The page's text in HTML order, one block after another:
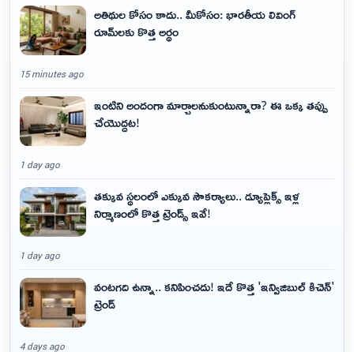
అతిథుల కోసం కాదు.. మీకోసం: భారతీయ లివింగ్
రూమ్‌లకు కొత్త అర్థం
15 minutes ago
ఇంటిని అందంగా మార్చాలనుకుంటున్నారా? ఈ ఒక్క తప్పు
చేయొద్దట!
1 day ago
తక్కువ స్థలంలో ఎక్కువ సౌకర్యాలు.. డ్యూప్లెక్స్ ఇళ్ల
నిర్మాణంలో కొత్త ట్రెండ్స్ ఇవే!
1 day ago
వంటగది ఉన్నా.. కనిపించదు! ఇదే కొత్త 'ఇన్విజిబుల్ కిచెన్'
ట్రెండ్
4 days ago